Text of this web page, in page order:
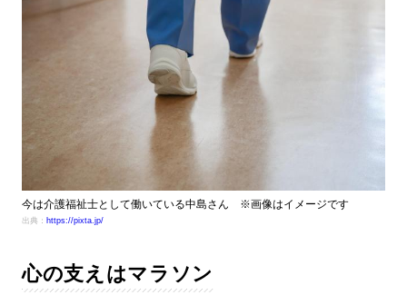
今は介護福祉士として働いている中島さん ※画像はイメージです
出典： https://pixta.jp/
心の支えはマラソン